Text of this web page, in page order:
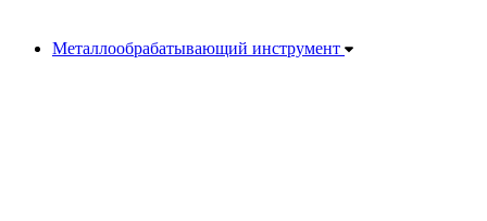
Металлообрабатывающий инструмент